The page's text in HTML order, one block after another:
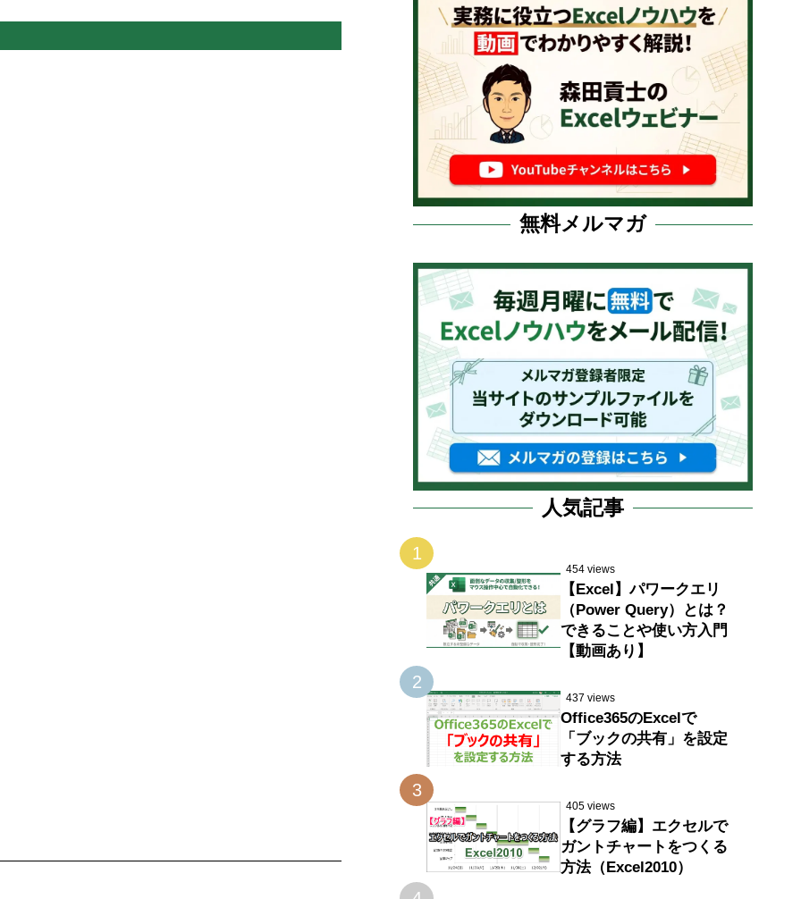
無料メルマガ
人気記事
1
454 views
【Excel】パワークエリ
（Power Query）とは？
できることや使い方入門
【動画あり】
2
437 views
Office365のExcelで
「ブックの共有」を設定
する方法
3
405 views
【グラフ編】エクセルで
ガントチャートをつくる
方法（Excel2010）